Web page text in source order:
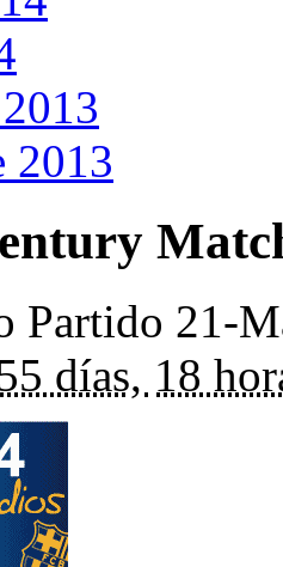
2013
Partido 21-
días, 18